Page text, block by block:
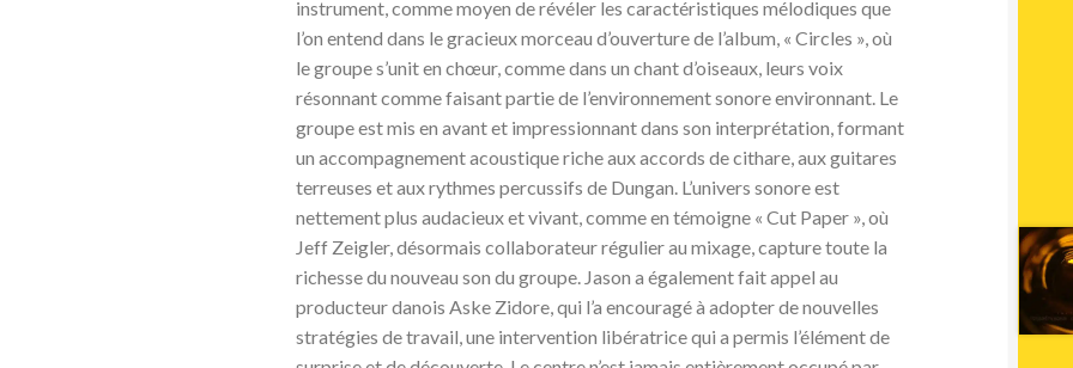
instrument, comme moyen de révéler les caractéristiques mélodiques que
l’on entend dans le gracieux morceau d’ouverture de l’album, « Circles », où
le groupe s’unit en chœur, comme dans un chant d’oiseaux, leurs voix
résonnant comme faisant partie de l’environnement sonore environnant. Le
groupe est mis en avant et impressionnant dans son interprétation, formant
un accompagnement acoustique riche aux accords de cithare, aux guitares
terreuses et aux rythmes percussifs de Dungan. L’univers sonore est
nettement plus audacieux et vivant, comme en témoigne « Cut Paper », où
Jeff Zeigler, désormais collaborateur régulier au mixage, capture toute la
richesse du nouveau son du groupe. Jason a également fait appel au
producteur danois Aske Zidore, qui l’a encouragé à adopter de nouvelles
stratégies de travail, une intervention libératrice qui a permis l’élément de